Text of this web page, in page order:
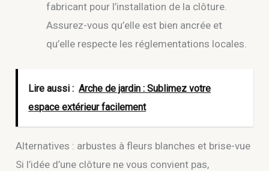
fabricant pour l’installation de la clôture.
Assurez-vous qu’elle est bien ancrée et
qu’elle respecte les réglementations locales.
Lire aussi : Arche de jardin : Sublimez votre
espace extérieur facilement
Alternatives : arbustes à fleurs blanches et brise-vue
Si l’idée d’une clôture ne vous convient pas,